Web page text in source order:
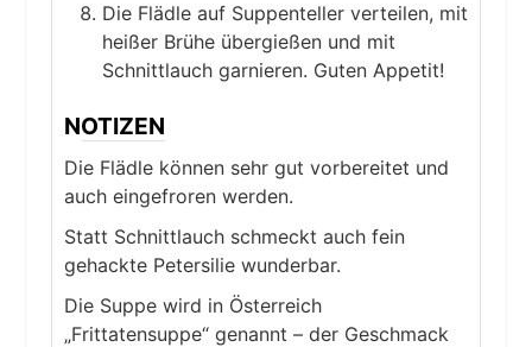
Die Flädle auf Suppenteller verteilen, mit
heißer Brühe übergießen und mit
Schnittlauch garnieren. Guten Appetit!
NOTIZEN
Die Flädle können sehr gut vorbereitet und
auch eingefroren werden.
Statt Schnittlauch schmeckt auch fein
gehackte Petersilie wunderbar.
Die Suppe wird in Österreich
„Frittatensuppe“ genannt – der Geschmack